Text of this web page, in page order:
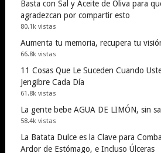
Basta con Sal y Aceite de Oliva para
agradezcan por compartir esto
80.1k vistas
Aumenta tu memoria, recupera tu
66.8k vistas
11 Cosas Que Le Suceden Cuando
Jengibre Cada Día
61.8k vistas
La gente bebe AGUA DE LIMÓN, sin
58.4k vistas
La Batata Dulce es la Clave para
Ardor de Estómago, e Incluso Úlceras